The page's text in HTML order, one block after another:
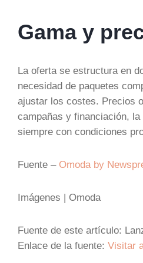
Gama y
La oferta se estructura en
necesidad de paquetes
ajustar los costes. Precios
campañas y financiación,
siempre con condiciones
Fuente – Omoda by
Imágenes | Omoda
Fuente de este artículo:
Enlace de la fuente: Visitar